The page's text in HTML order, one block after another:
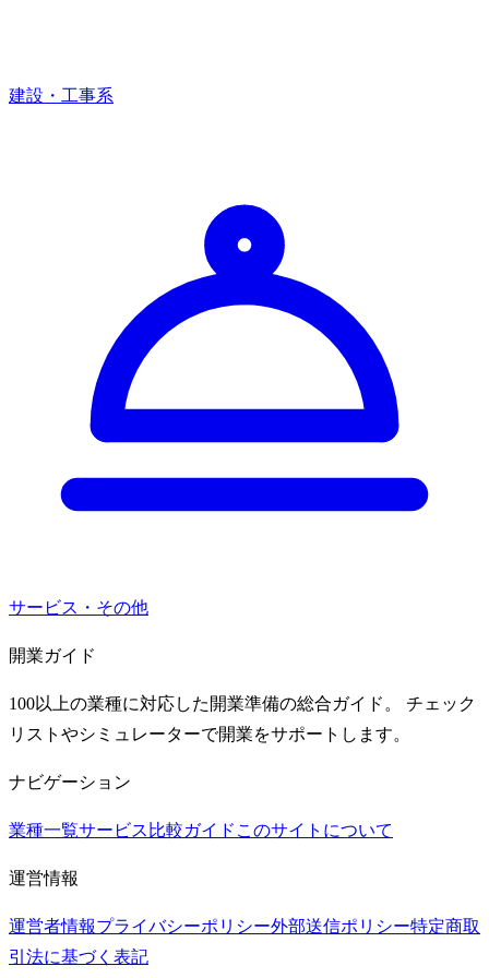
建設・工事系
サービス・その他
開業ガイド
100以上の業種に対応した開業準備の総合ガイド。 チェック
リストやシミュレーターで開業をサポートします。
ナビゲーション
業種一覧サービス比較ガイド このサイトについて
運営情報
運営者情報プライバシーポリシー外部送信ポリシー特定商取
引法に基づく表記